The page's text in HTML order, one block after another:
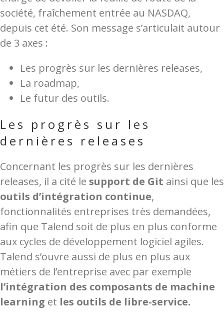
société, fraîchement entrée au NASDAQ,
depuis cet été. Son message s’articulait autour
de 3 axes :
Les progrès sur les dernières releases,
La roadmap,
Le futur des outils.
Les progrès sur les
dernières releases
Concernant les progrès sur les dernières
releases, il a cité le support de Git ainsi que les
outils d’intégration continue,
fonctionnalités entreprises très demandées,
afin que Talend soit de plus en plus conforme
aux cycles de développement logiciel agiles.
Talend s’ouvre aussi de plus en plus aux
métiers de l’entreprise avec par exemple
l’intégration des composants de machine
learning et les outils de libre-service.